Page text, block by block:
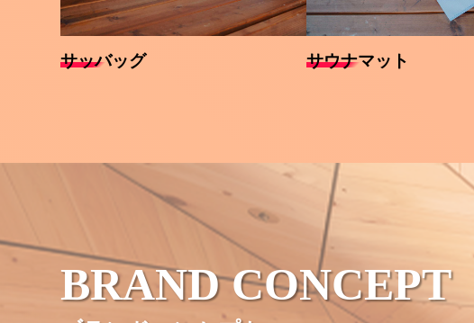
サッバッグ サウナマット
BRAND CONCEPT